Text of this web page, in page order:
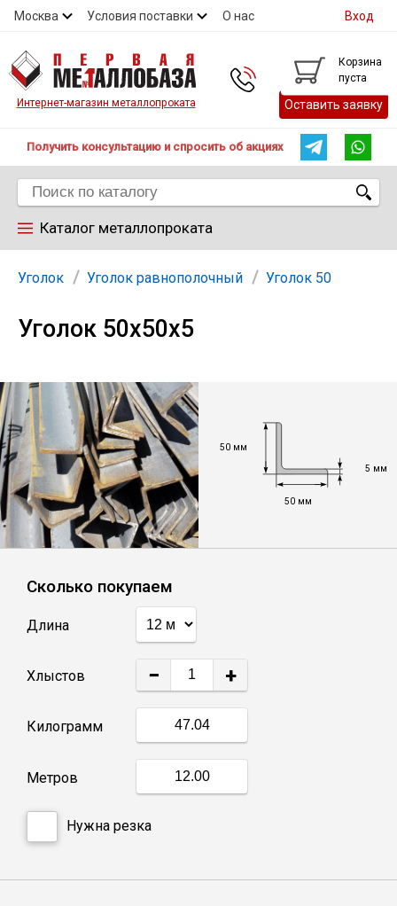
Москва Условия поставки О нас
Контакты
Вход
Интернет-магазин металлопроката
Корзина
пуста
Оставить заявку
Получить консультацию и спросить об акциях
Каталог металлопроката
Арматура
Труба
Лист
Уголок
Балка
Полоса
Квадрат стальной
Труба профильная
Швеллер
Уголок Уголок равнополочный Уголок 50
Уголок 50х50х5
50 мм
50 мм
5 мм
Сколько покупаем
Длина
Хлыстов − +
Килограмм
Метров
Нужна резка